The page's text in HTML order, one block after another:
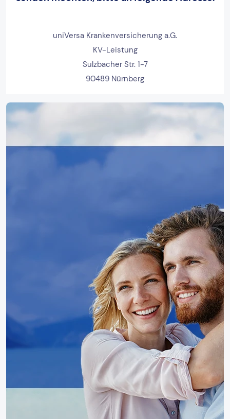
uniVersa Krankenversicherung a.G.
KV-Leistung
Sulzbacher Str. 1-7
90489 Nürnberg